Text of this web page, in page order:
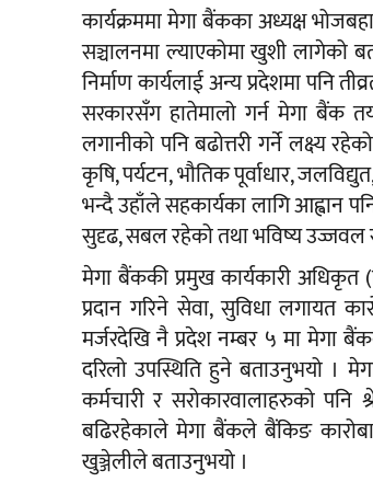
कार्यक्रममा मेगा बैंकका अध्यक्ष
सञ्चालनमा ल्याएकोमा खुशी लागेको
निर्माण कार्यलाई अन्य प्रदेशमा पनि
सरकारसँग हातेमालो गर्न मेगा बैंक
लगानीको पनि बढोत्तरी गर्ने लक्ष्य
कृषि, पर्यटन, भौतिक पूर्वाधार,
भन्दै उहाँले सहकार्यका लागि आह्वान
सुदृढ, सबल रहेको तथा भविष्य उज्जवल
मेगा बैंककी प्रमुख कार्यकारी
प्रदान गरिने सेवा, सुविधा लगायत
मर्जरदेखि नै प्रदेश नम्बर ५ मा मेगा
दरिलो उपस्थिति हुने बताउनुभयो ।
कर्मचारी र सरोकारवालाहरुको
बढिरहेकाले मेगा बैंकले बैंकिङ
खुञ्जेलीले बताउनुभयो ।